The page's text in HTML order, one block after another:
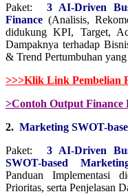
Paket: 3 AI-Driven
Finance (Analisis,
didukung KPI, Target,
Dampaknya terhadap
& Trend Pertumbuhan
>>>Klik Link Pembelian
>Contoh Output Finance
2. Marketing SWOT-
Paket: 3 AI-Driven
SWOT-based
Panduan Implementasi
Prioritas, serta Penjelasan